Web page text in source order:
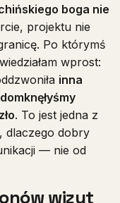
boga nie
projektu nie
Po którymś
wprost:
inna
. To jest jedna z
dlaczego dobry
— nie od
wizyt